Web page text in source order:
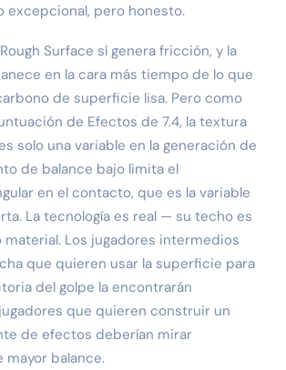
pero honesto.
Surface sí genera fricción, y la
en la cara más tiempo de lo que
de superficie lisa. Pero como
de Efectos de 7.4, la textura
solo una variable en la generación de
de balance bajo limita el
en el contacto, que es la variable
La tecnología es real — su techo es
Los jugadores intermedios
que quieren usar la superficie para
del golpe la encontrarán
que quieren construir un
de efectos deberían mirar
mayor balance.